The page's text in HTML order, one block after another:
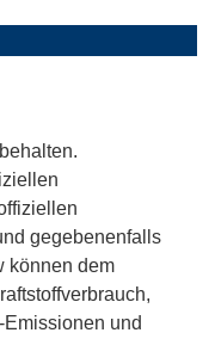
gegebenenfalls
können dem
-Emissionen und